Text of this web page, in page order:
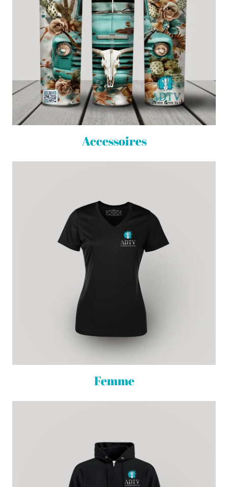
Accessoires
Femme